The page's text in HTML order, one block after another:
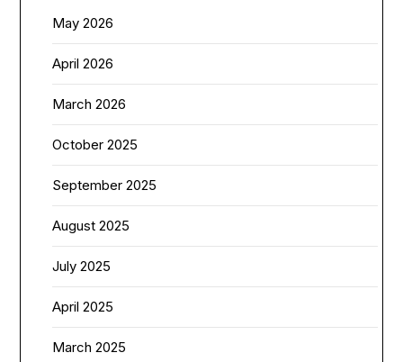
May 2026
April 2026
March 2026
October 2025
September 2025
August 2025
July 2025
April 2025
March 2025